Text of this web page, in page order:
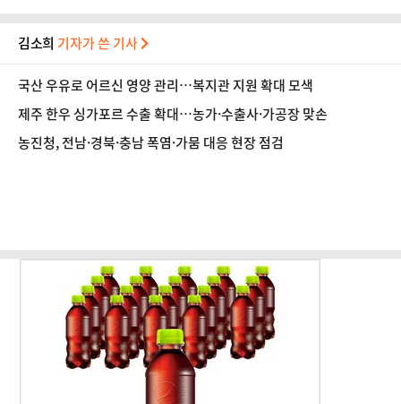
김소희 기자가 쓴 기사
국산 우유로 어르신 영양 관리…복지관 지원 확대 모색
제주 한우 싱가포르 수출 확대…농가·수출사·가공장 맞손
농진청, 전남·경북·충남 폭염·가뭄 대응 현장 점검